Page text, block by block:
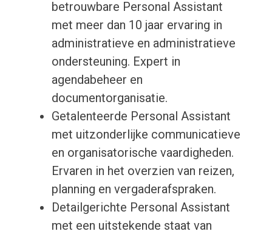
betrouwbare Personal Assistant
met meer dan 10 jaar ervaring in
administratieve en administratieve
ondersteuning. Expert in
agendabeheer en
documentorganisatie.
Getalenteerde Personal Assistant
met uitzonderlijke communicatieve
en organisatorische vaardigheden.
Ervaren in het overzien van reizen,
planning en vergaderafspraken.
Detailgerichte Personal Assistant
met een uitstekende staat van